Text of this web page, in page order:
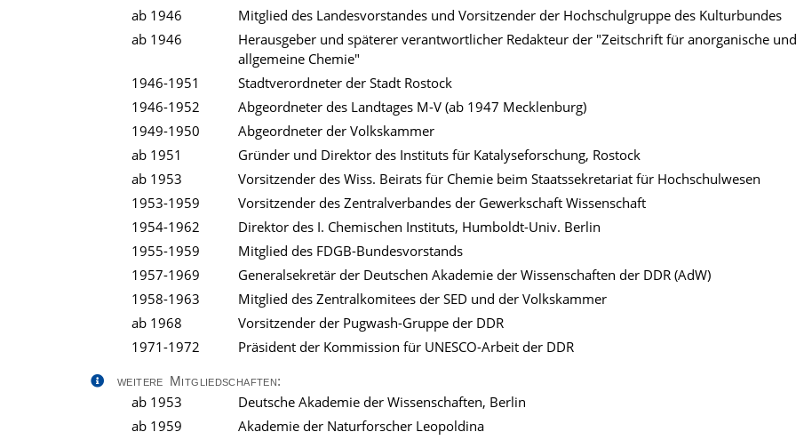
ab 1946
Mitglied des Landesvorstandes und Vorsitzender der Hochschulgruppe des Kulturbundes
ab 1946
Herausgeber und späterer verantwortlicher Redakteur der "Zeitschrift für anorganische und
allgemeine Chemie"
1946-1951
Stadtverordneter der Stadt Rostock
1946-1952
Abgeordneter des Landtages M-V (ab 1947 Mecklenburg)
1949-1950
Abgeordneter der Volkskammer
ab 1951
Gründer und Direktor des Instituts für Katalyseforschung, Rostock
ab 1953
Vorsitzender des Wiss. Beirats für Chemie beim Staatssekretariat für Hochschulwesen
1953-1959
Vorsitzender des Zentralverbandes der Gewerkschaft Wissenschaft
1954-1962
Direktor des I. Chemischen Instituts, Humboldt-Univ. Berlin
1955-1959
Mitglied des FDGB-Bundesvorstands
1957-1969
Generalsekretär der Deutschen Akademie der Wissenschaften der DDR (AdW)
1958-1963
Mitglied des Zentralkomitees der SED und der Volkskammer
ab 1968
Vorsitzender der Pugwash-Gruppe der DDR
1971-1972
Präsident der Kommission für UNESCO-Arbeit der DDR
weitere Mitgliedschaften:
ab 1953
Deutsche Akademie der Wissenschaften, Berlin
ab 1959
Akademie der Naturforscher Leopoldina